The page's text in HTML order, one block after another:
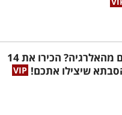
נמאס לכם מהאלרגיה? הכירו את 14
שיצילו אתכם!